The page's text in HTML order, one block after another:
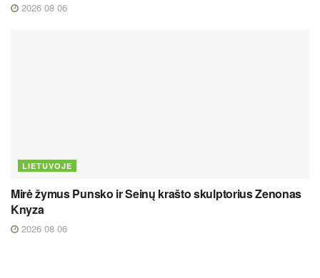
2026 08 06
LIETUVOJE
Mirė žymus Punsko ir Seinų krašto skulptorius Zenonas
Knyza
2026 08 06